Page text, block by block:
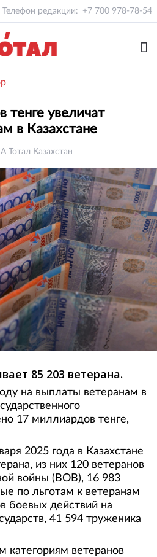
Телефон редакции: +7 700 978-78-54
увеличат
в Казахстане
Тотал Казахстан
85 203 ветерана.
на выплаты ветеранам в
17 миллиардов тенге,
2025 года в Казахстане
из них 120 ветеранов
войны (ВОВ), 16 983
по льготам к ветеранам
боевых действий на
41 594 труженика
категориям ветеранов